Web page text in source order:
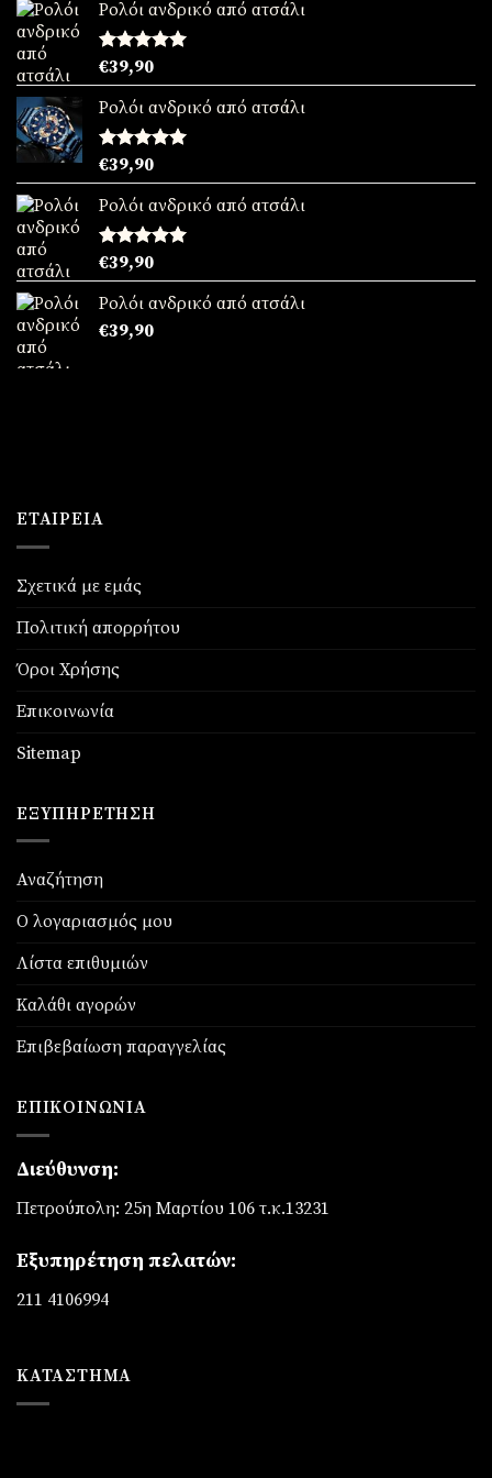
Ρολόι ανδρικό από ατσάλι
Βαθμολογήθηκε
με5.00
από 5
€39,90
Ρολόι ανδρικό από ατσάλι
Βαθμολογήθηκε
με5.00
από 5
€39,90
Ρολόι ανδρικό από ατσάλι
Βαθμολογήθηκε
με5.00
από 5
€39,90
Ρολόι ανδρικό από ατσάλι
€39,90
ΕΤΑΙΡΕΊΑ
Σχετικά με εμάς
Πολιτική απορρήτου
Όροι Χρήσης
Επικοινωνία
Sitemap
ΕΞΥΠΗΡΈΤΗΣΗ
Αναζήτηση
Ο λογαριασμός μου
Λίστα επιθυμιών
Καλάθι αγορών
Επιβεβαίωση παραγγελίας
ΕΠΙΚΟΙΝΩΝΊΑ
Διεύθυνση:
Πετρούπολη: 25η Μαρτίου 106 τ.κ.13231
Εξυπηρέτηση πελατών:
211 4106994
ΚΑΤΆΣΤΗΜΑ